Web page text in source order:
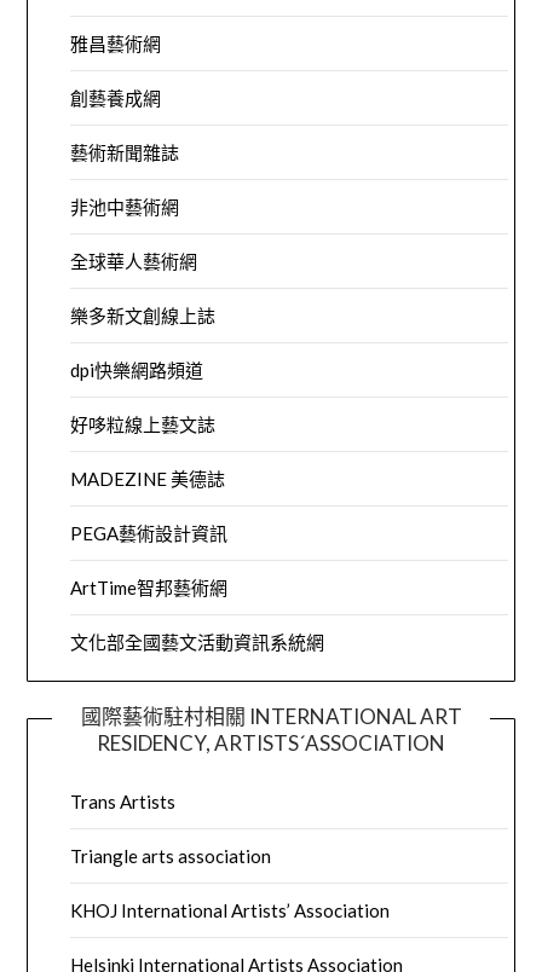
雅昌藝術網
創藝養成網
藝術新聞雜誌
非池中藝術網
全球華人藝術網
樂多新文創線上誌
dpi快樂網路頻道
好哆粒線上藝文誌
MADEZINE 美德誌
PEGA藝術設計資訊
ArtTime智邦藝術網
文化部全國藝文活動資訊系統網
國際藝術駐村相關 INTERNATIONAL ART
RESIDENCY, ARTISTS´ASSOCIATION
Trans Artists
Triangle arts association
KHOJ International Artists’ Association
Helsinki International Artists Association